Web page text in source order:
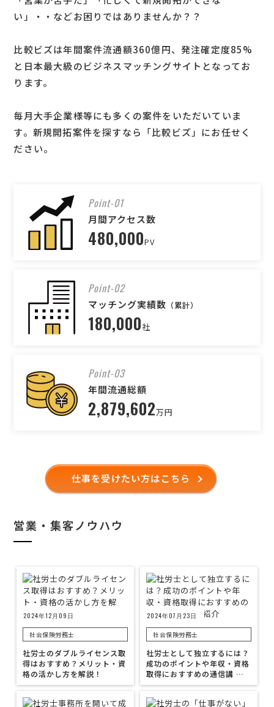
い」・・などお困りではありませんか？？
比較ビズは年間案件流通額360億円、発注確定度85%
と日本最大級のビジネスマッチングサイトとなってお
ります。
毎月大手企業様等にも多くの案件をいただいていま
す。新規開拓案件を探すなら「比較ビズ」にお任せく
ださい。
Point-01
月間アクセス数
480,000PV
Point-02
マッチング実績数 （累計）
180,000社
Point-03
年間流通総額
2,879,602万円
仕事を受けたい方はこちら
営業・集客ノウハウ
2024年12月09日
社会保険労務士
社労士のダブルライセンス取
得はおすすめ？メリット・資
格の活かし方を解説！
2024年07月23日
社会保険労務士
社労士として独立するには？
成功のポイントや年収・資格
取得におすすめの通信講 …